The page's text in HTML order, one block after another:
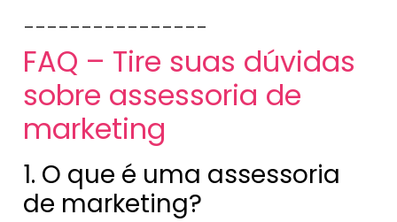
FAQ – Tire suas dúvidas
sobre assessoria de
marketing
1. O que é uma assessoria
de marketing?